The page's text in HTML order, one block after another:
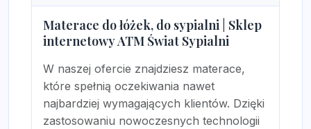
Materace do łóżek, do sypialni | Sklep
internetowy ATM Świat Sypialni
W naszej ofercie znajdziesz materace,
które spełnią oczekiwania nawet
najbardziej wymagających klientów. Dzięki
zastosowaniu nowoczesnych technologii